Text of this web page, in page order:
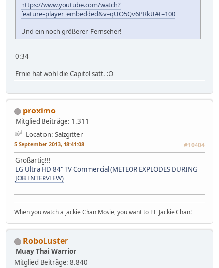
https://www.youtube.com/watch?
feature=player_embedded&v=qUO5Qv6PRkU#t=100
Und ein noch größeren Fernseher!
0:34
Ernie hat wohl die Capitol satt. :O
proximo
Mitglied Beiträge: 1.311
Location: Salzgitter
5 September 2013, 18:41:08 #10404
Großartig!!!
LG Ultra HD 84" TV Commercial (METEOR EXPLODES DURING
JOB INTERVIEW)
When you watch a Jackie Chan Movie, you want to BE Jackie Chan!
RoboLuster
Muay Thai Warrior
Mitglied Beiträge: 8.840